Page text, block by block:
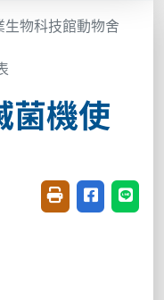
生物科技館動物舍
菌機使
友善列印(開新視
分享至臉書
分享